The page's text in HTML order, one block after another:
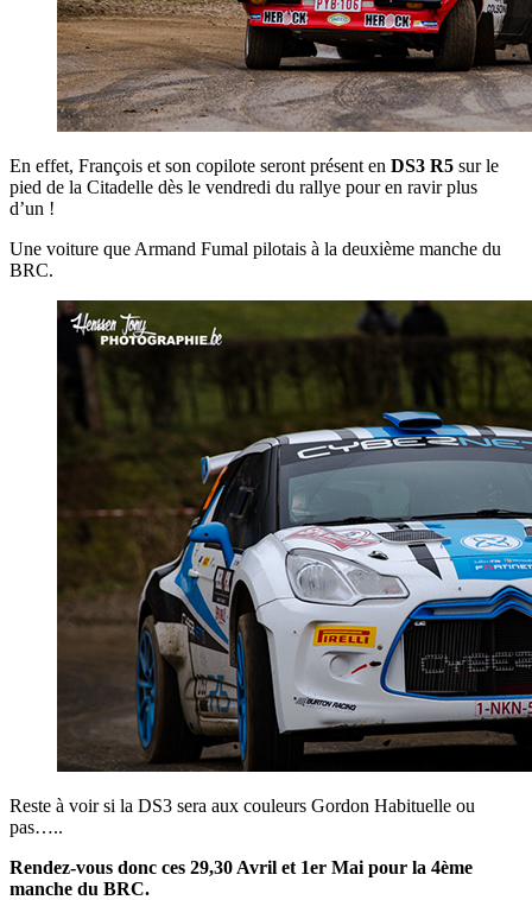
En effet, François et son copilote seront présent en DS3 R5 sur le
pied de la Citadelle dès le vendredi du rallye pour en ravir plus
d’un !
Une voiture que Armand Fumal pilotais à la deuxième manche du
BRC.
Reste à voir si la DS3 sera aux couleurs Gordon Habituelle ou
pas…..
Rendez-vous donc ces 29,30 Avril et 1er Mai pour la 4ème
manche du BRC.